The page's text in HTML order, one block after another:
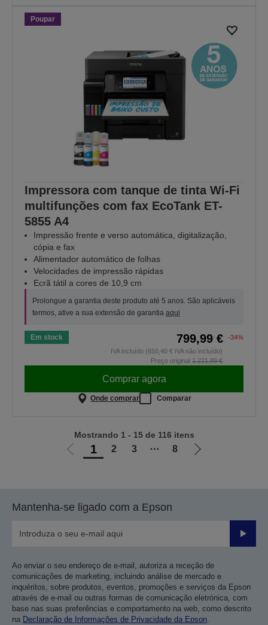
Poupar
Impressora com tanque de tinta Wi-Fi
multifunções com fax EcoTank ET-
5855 A4
Impressão frente e verso automática, digitalização,
cópia e fax
Alimentador automático de folhas
Velocidades de impressão rápidas
Ecrã tátil a cores de 10,9 cm
Prolongue a garantia deste produto até 5 anos. São aplicáveis
termos, ative a sua extensão de garantia aqui
Em stock 799,99 €
-34%
IVA incluído (650,40 € IVA não incluído)
Preço original 1.221,89 €
Comprar agora
Onde comprar Comparar
Ir
anterior
1 2 3 ⋯ 8
Ir
Mostrando 1 - 15 de 116 itens
Mantenha-se ligado com a Epson
Enviar
Ao enviar o seu endereço de e-mail, autoriza a receção de
comunicações de marketing, incluindo análise de mercado e
inquéritos, sobre produtos, eventos, promoções e serviços da Epson
através de e-mail ou outras formas de comunicação eletrónica, com
base nas suas preferências e comportamento na web, como descrito
na Declaração de Informações de Privacidade da Epson.